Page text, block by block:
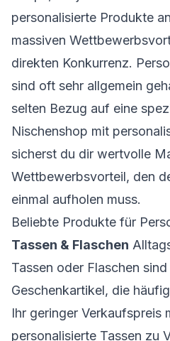
personalisierte Produkte
massiven
direkten Konkurrenz.
sind oft sehr allgemein
selten Bezug auf eine
Nischenshop mit
sicherst du dir wertvolle
Wettbewerbsvorteil, den
einmal aufholen muss.
Beliebte Produkte für
Tassen & Flaschen
Tassen oder Flaschen
Geschenkartikel, die
Ihr geringer Verkaufspreis
personalisierte Tassen zu